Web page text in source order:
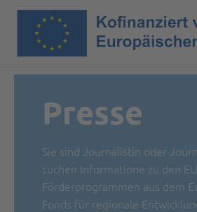
Presse
Sie sind Journalistin oder
suchen Informatione zu den
Förderprogrammen aus dem
Fonds für regionale